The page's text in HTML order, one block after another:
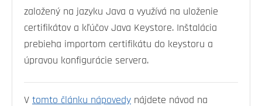
založený na jazyku Java a využívá na uloženie
certifikátov a kľúčov Java Keystore. Inštalácia
prebieha importom certifikátu do keystoru a
úpravou konfigurácie servera.
V tomto článku nápovedy nájdete návod na